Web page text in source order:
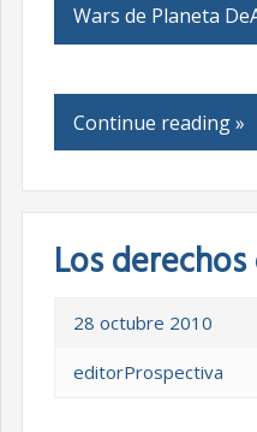
Wars de Planeta
Continue reading »
Los
28 octubre 2010
editorProspectiva